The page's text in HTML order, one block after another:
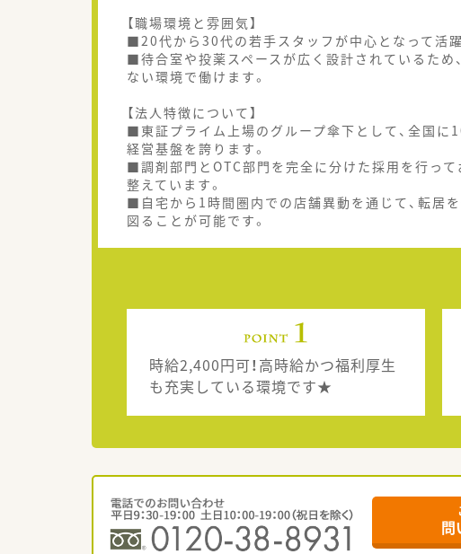
【職場環境と雰囲気】
■20代から30代の若手スタッフが中心となって活躍
■待合室や投薬スペースが広く設計されているため
ない環境で働けます。
【法人特徴について】
■東証プライム上場のグループ傘下として、全国
経営基盤を誇ります。
■調剤部門とOTC部門を完全に分けた採用を行っ
整えています。
■自宅から1時間圏内での店舗異動を通じて、転居
図ることが可能です。
時給2,400円可！高時給かつ福利厚生
も充実している環境です★
問